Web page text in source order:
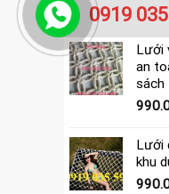
Lưới
an
sách
Lưới
khu
0919